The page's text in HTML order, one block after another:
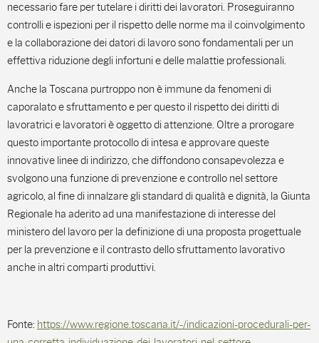
necessario fare per tutelare i diritti dei lavoratori. Proseguiranno
controlli e ispezioni per il rispetto delle norme ma il coinvolgimento
e la collaborazione dei datori di lavoro sono fondamentali per un
effettiva riduzione degli infortuni e delle malattie professionali.
Anche la Toscana purtroppo non è immune da fenomeni di
caporalato e sfruttamento e per questo il rispetto dei diritti di
lavoratrici e lavoratori è oggetto di attenzione. Oltre a prorogare
questo importante protocollo di intesa e approvare queste
innovative linee di indirizzo, che diffondono consapevolezza e
svolgono una funzione di prevenzione e controllo nel settore
agricolo, al fine di innalzare gli standard di qualità e dignità, la Giunta
Regionale ha aderito ad una manifestazione di interesse del
ministero del lavoro per la definizione di una proposta progettuale
per la prevenzione e il contrasto dello sfruttamento lavorativo
anche in altri comparti produttivi.
Fonte: https://www.regione.toscana.it/-/indicazioni-procedurali-per-